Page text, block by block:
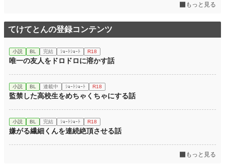
もっと見る
てけてとんの登録コンテンツ
小説 BL 完結 ｼｮｰﾄｼｮｰﾄ R18
唯一の友人をドロドロに溶かす話
小説 BL 連載中 ｼｮｰﾄｼｮｰﾄ R18
監禁した高校生をめちゃくちゃにする話
小説 BL 完結 ｼｮｰﾄｼｮｰﾄ R18
嫌がる繊細くんを連続絶頂させる話
もっと見る